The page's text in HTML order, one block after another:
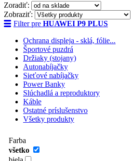
Zoradiť:
Zobraziť:
Filter pre HUAWEI P9 PLUS
Ochrana displeja - sklá, fólie...
Športové puzdrá
Držiaky (stojany)
Autonabíjačky
Sieťové nabíjačky
Power Banky
Slúchadlá a reproduktory
Káble
Ostatné príslušenstvo
Všetky produkty
Farba
všetko